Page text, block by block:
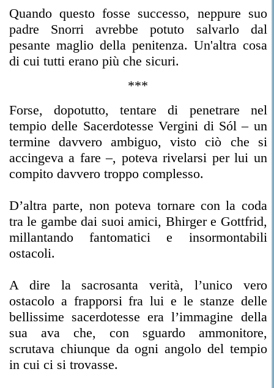
Quando questo fosse successo, neppure suo
padre Snorri avrebbe potuto salvarlo dal
pesante maglio della penitenza. Un'altra cosa
di cui tutti erano più che sicuri.
***
Forse, dopotutto, tentare di penetrare nel
tempio delle Sacerdotesse Vergini di Sól – un
termine davvero ambiguo, visto ciò che si
accingeva a fare –, poteva rivelarsi per lui un
compito davvero troppo complesso.
D’altra parte, non poteva tornare con la coda
tra le gambe dai suoi amici, Bhirger e Gottfrid,
millantando fantomatici e insormontabili
ostacoli.
A dire la sacrosanta verità, l’unico vero
ostacolo a frapporsi fra lui e le stanze delle
bellissime sacerdotesse era l’immagine della
sua ava che, con sguardo ammonitore,
scrutava chiunque da ogni angolo del tempio
in cui ci si trovasse.